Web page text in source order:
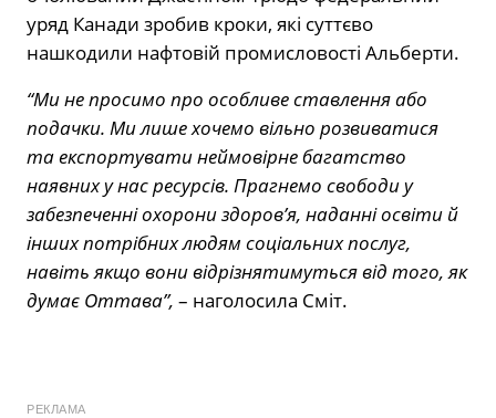
уряд Канади зробив кроки, які суттєво
нашкодили нафтовій промисловості Альберти.
“Ми не просимо про особливе ставлення або
подачки. Ми лише хочемо вільно розвиватися
та експортувати неймовірне багатство
наявних у нас ресурсів. Прагнемо свободи у
забезпеченні охорони здоровʼя, наданні освіти й
інших потрібних людям соціальних послуг,
навіть якщо вони відрізнятимуться від того, як
думає Оттава”, – наголосила Сміт.
РЕКЛАМА